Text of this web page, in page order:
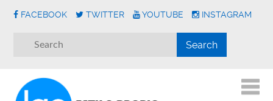
FACEBOOK TWITTER YOUTUBE INSTAGRAM